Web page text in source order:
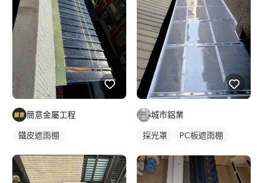
簡意金屬工程
鐵皮遮雨棚
城市鋁業
採光罩
PC板遮雨棚